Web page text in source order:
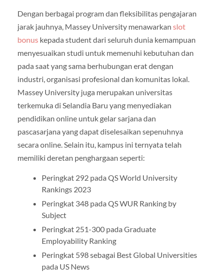
Dengan berbagai program dan fleksibilitas pengajaran
jarak jauhnya, Massey University menawarkan slot
bonuskepada student dari seluruh dunia kemampuan
menyesuaikan studi untuk memenuhi kebutuhan dan
pada saat yang sama berhubungan erat dengan
industri, organisasi profesional dan komunitas lokal.
Massey University juga merupakan universitas
terkemuka di Selandia Baru yang menyediakan
pendidikan online untuk gelar sarjana dan
pascasarjana yang dapat diselesaikan sepenuhnya
secara online. Selain itu, kampus ini ternyata telah
memiliki deretan penghargaan seperti:
Peringkat 292 pada QS World University
Rankings 2023
Peringkat 348 pada QS WUR Ranking by
Subject
Peringkat 251-300 pada Graduate
Employability Ranking
Peringkat 598 sebagai Best Global Universities
pada US News